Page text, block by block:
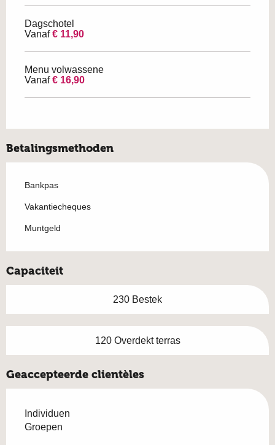
Dagschotel
Vanaf€ 11,90
Menu volwassene
Vanaf€ 16,90
Betalingsmethoden
Bankpas
Vakantiecheques
Muntgeld
Capaciteit
230 Bestek
120 Overdekt terras
Geaccepteerde clientèles
Individuen
Groepen